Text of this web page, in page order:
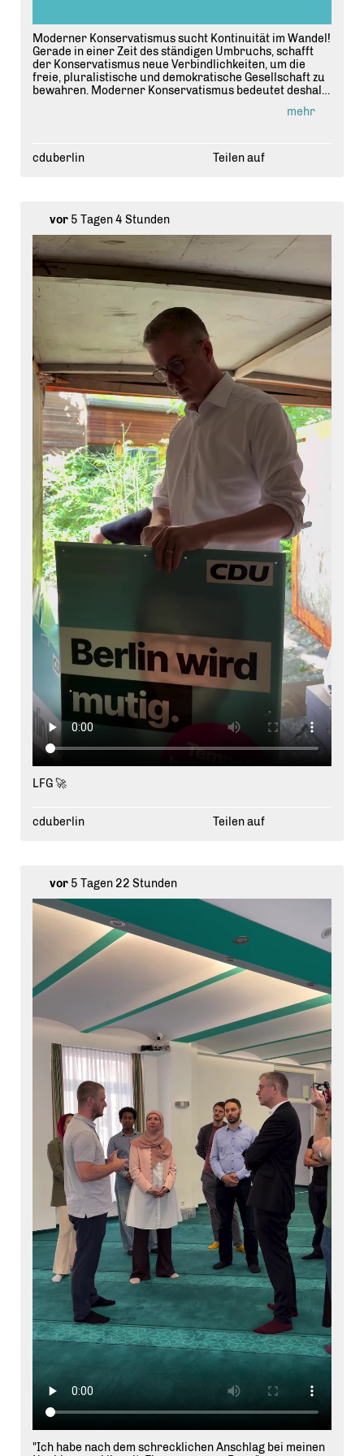
Moderner Konservatismus sucht Kontinuität im Wandel!
Gerade in einer Zeit des ständigen Umbruchs, schafft
der Konservatismus neue Verbindlichkeiten, um die
freie, pluralistische und demokratische Gesellschaft zu
bewahren. Moderner Konservatismus bedeutet deshalb
für Berlin nicht, die Hauptstadt anzuhalten. Er bedeutet,
ihr einen Kompass und ein gemeinsames Fundament zu
konservativ. Und das ist auch gut so!"
mehr
cduberlin Teilen auf
vor5 Tagen 4 Stunden
LFG 🚀
cduberlin Teilen auf
vor5 Tagen 22 Stunden
"Ich habe nach dem schrecklichen Anschlag bei meinen